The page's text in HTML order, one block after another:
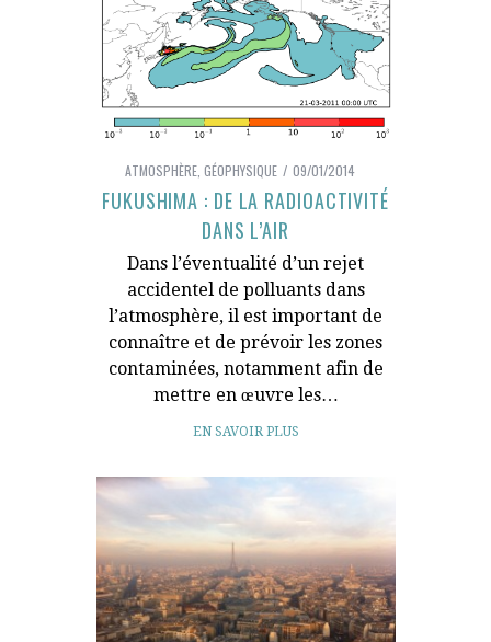
ATMOSPHÈRE GÉOPHYSIQUE 09/01/2014
FUKUSHIMA : DE LA RADIOACTIVITÉ
DANS L’AIR
Dans l’éventualité d’un rejet
accidentel de polluants dans
l’atmosphère, il est important de
connaître et de prévoir les zones
contaminées, notamment afin de
mettre en œuvre les…
EN SAVOIR PLUS